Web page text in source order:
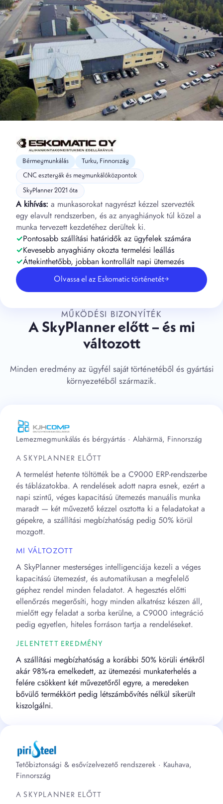
Bérmegmunkálás Turku, Finnország
CNC esztergák és megmunkálóközpontok
SkyPlanner 2021 óta
A kihívás: a munkasorokat nagyrészt kézzel szervezték
egy elavult rendszerben, és az anyaghiányok túl közel a
munka tervezett kezdetéhez derültek ki.
Pontosabb szállítási határidők az ügyfelek számára
Kevesebb anyaghiány okozta termelési leállás
Áttekinthetőbb, jobban kontrollált napi ütemezés
Olvassa el az Eskomatic történetét→
MŰKÖDÉSI BIZONYÍTÉK
A SkyPlanner előtt – és mi
változott
Minden eredmény az ügyfél saját történetéből és gyártási
környezetéből származik.
Lemezmegmunkálás és bérgyártás · Alahärmä, Finnország
A SKYPLANNER ELŐTT
A termelést hetente töltötték be a C9000 ERP-rendszerbe
és táblázatokba. A rendelések adott napra esnek, ezért a
napi szintű, véges kapacitású ütemezés manuális munka
maradt — két művezető kézzel osztotta ki a feladatokat a
gépekre, a szállítási megbízhatóság pedig 50% körül
mozgott.
MI VÁLTOZOTT
A SkyPlanner mesterséges intelligenciája kezeli a véges
kapacitású ütemezést, és automatikusan a megfelelő
géphez rendel minden feladatot. A hegesztés előtti
ellenőrzés megerősíti, hogy minden alkatrész készen áll,
mielőtt egy feladat a sorba kerülne, a C9000 integráció
pedig egyetlen, hiteles forráson tartja a rendeléseket.
JELENTETT EREDMÉNY
A szállítási megbízhatóság a korábbi 50% körüli értékről
akár 98%-ra emelkedett, az ütemezési munkaterhelés a
felére csökkent két művezetőről egyre, a meredeken
bővülő termékkört pedig létszámbővítés nélkül sikerült
kiszolgálni.
Tetőbiztonsági & esővízelvezető rendszerek · Kauhava,
Finnország
A SKYPLANNER ELŐTT